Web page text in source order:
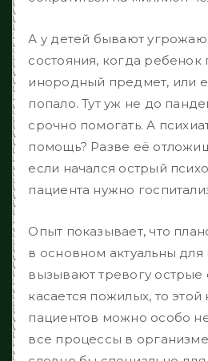
А у детей бывают
состояния, когда ребенок
инородный предмет, или
попало. Тут уж не до
срочно помогать. А
помощь? Разве её
если начался острый
пациента нужно
Опыт показывает, что
в основном актуальны для
вызывают тревогу острые
касается пожилых, то этой
пациентов можно особо
все процессы в